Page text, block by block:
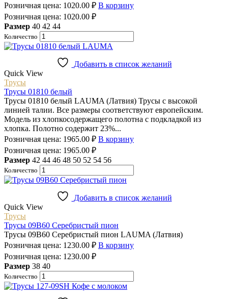
Розничная цена: 1020.00 ₽ В корзину
Розничная цена: 1020.00 ₽
Размер 40 42 44
Количество
Добавить в список желаний
Quick View
Трусы
Трусы 01810 белый
Трусы 01810 белый LAUMA (Латвия) Трусы с высокой
линией талии. Все размеры соответствуют европейским.
Модель из хлопкосодержащего полотна с подкладкой из
хлопка. Полотно содержит 23%...
Розничная цена: 1965.00 ₽ В корзину
Розничная цена: 1965.00 ₽
Размер 42 44 46 48 50 52 54 56
Количество
Добавить в список желаний
Quick View
Трусы
Трусы 09B60 Серебристый пион
Трусы 09B60 Серебристый пион LAUMA (Латвия)
Розничная цена: 1230.00 ₽ В корзину
Розничная цена: 1230.00 ₽
Размер 38 40
Количество